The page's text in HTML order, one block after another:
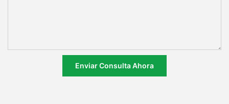
Enviar Consulta Ahora